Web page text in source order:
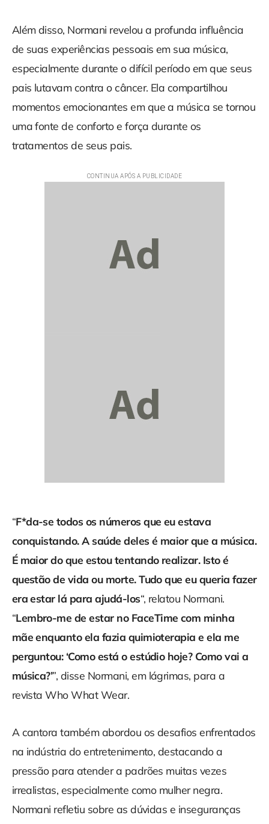
Além disso, Normani revelou a profunda influência
de suas experiências pessoais em sua música,
especialmente durante o difícil período em que seus
pais lutavam contra o câncer. Ela compartilhou
momentos emocionantes em que a música se tornou
uma fonte de conforto e força durante os
tratamentos de seus pais.
“F*da-se todos os números que eu estava
conquistando. A saúde deles é maior que a música.
É maior do que estou tentando realizar. Isto é
questão de vida ou morte. Tudo que eu queria fazer
era estar lá para ajudá-los“, relatou Normani.
“Lembro-me de estar no FaceTime com minha
mãe enquanto ela fazia quimioterapia e ela me
perguntou: ‘Como está o estúdio hoje? Como vai a
música?’”, disse Normani, em lágrimas, para a
revista Who What Wear.
A cantora também abordou os desafios enfrentados
na indústria do entretenimento, destacando a
pressão para atender a padrões muitas vezes
irrealistas, especialmente como mulher negra.
Normani refletiu sobre as dúvidas e inseguranças